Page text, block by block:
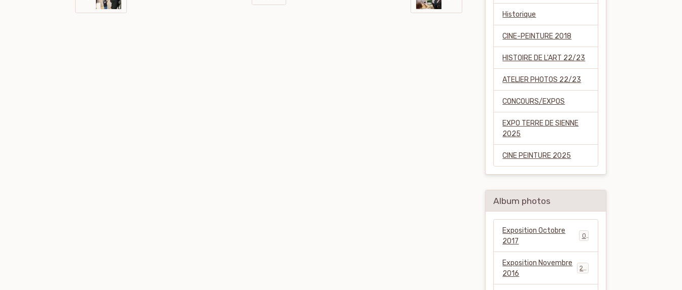
Historique
CINE-PEINTURE 2018
HISTOIRE DE L'ART 22/23
ATELIER PHOTOS 22/23
CONCOURS/EXPOS
EXPO TERRE DE SIENNE
2025
CINE PEINTURE 2025
Album photos
Exposition Octobre
2017
Exposition Novembre
2016